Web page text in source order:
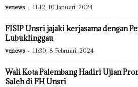
venews - 11:12, 10 Januari, 2024
FISIP Unsri jajaki kerjasama dengan
Lubuklinggau
venews - 11:30, 8 Februari, 2024
Wali Kota Palembang Hadiri Ujian
Saleh di FH Unsri